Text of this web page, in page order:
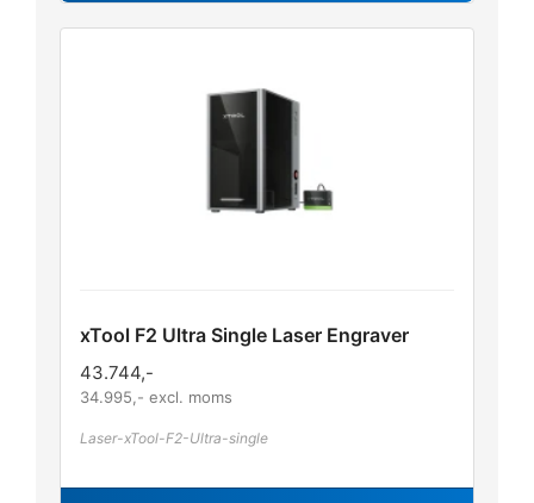
xTool F2 Ultra Single Laser Engraver
43.744,-
34.995 ,- excl. moms
Laser-xTool-F2-Ultra-single